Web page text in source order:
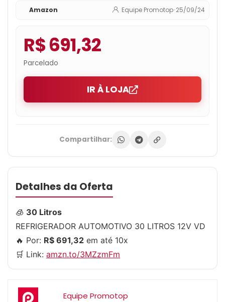
Amazon Equipe Promotop•25/09/24
R$ 691,32
Parcelado
IR À LOJA
Compartilhar:
Detalhes da Oferta
🧊 30 Litros
REFRIGERADOR AUTOMOTIVO 30 LITROS 12V VD
🔥 Por: R$ 691,32 em até 10x
🛒 Link: amzn.to/3MZzmFm
Equipe Promotop